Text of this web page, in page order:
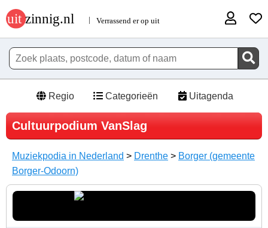
Regio Categorieën Uitagenda
Cultuurpodium VanSlag
Muziekpodia in Nederland > Drenthe > Borger (gemeente
Borger-Odoorn)